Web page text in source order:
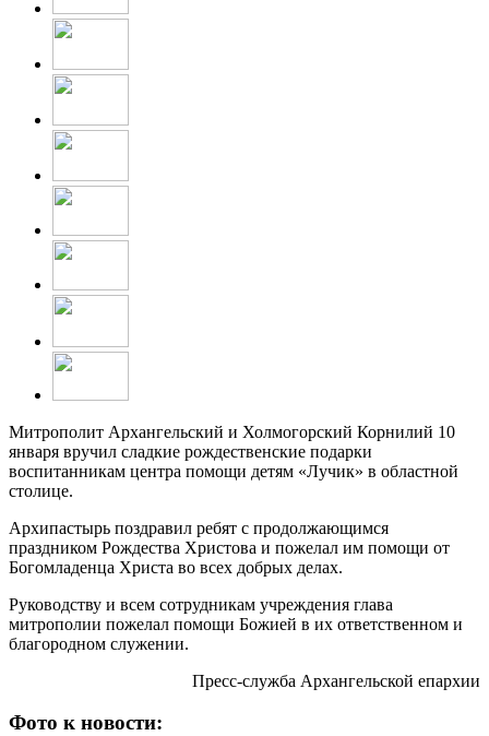
Митрополит Архангельский и Холмогорский Корнилий 10
января вручил сладкие рождественские подарки
воспитанникам центра помощи детям «Лучик» в областной
столице.
Архипастырь поздравил ребят с продолжающимся
праздником Рождества Христова и пожелал им помощи от
Богомладенца Христа во всех добрых делах.
Руководству и всем сотрудникам учреждения глава
митрополии пожелал помощи Божией в их ответственном и
благородном служении.
Пресс-служба Архангельской епархии
Фото к новости: